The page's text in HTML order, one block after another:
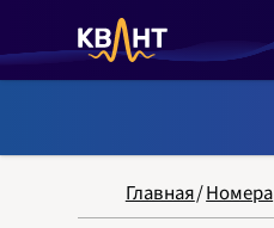
Главная/Номера